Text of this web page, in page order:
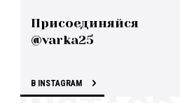
Присоединяйся
@varka25
В INSTAGRAM